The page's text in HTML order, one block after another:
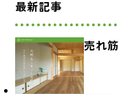
最新記事
売れ筋